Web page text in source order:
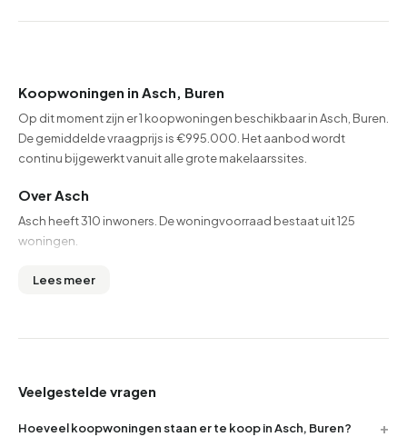
Koopwoningen in Asch, Buren
Op dit moment zijn er 1 koopwoningen beschikbaar in Asch, Buren.
De gemiddelde vraagprijs is €995.000. Het aanbod wordt
continu bijgewerkt vanuit alle grote makelaarssites.
Over Asch
Asch heeft 310 inwoners. De woningvoorraad bestaat uit 125
woningen.
Lees meer
Veelgestelde vragen
Hoeveel koopwoningen staan er te koop in Asch, Buren?